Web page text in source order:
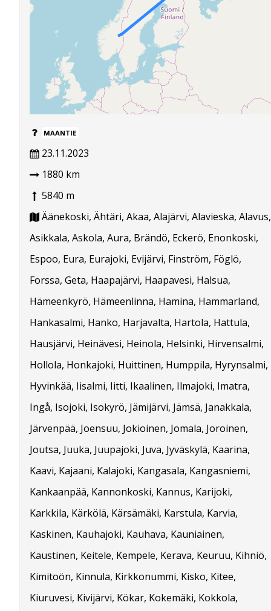
MAANTIE
23.11.2023
1880 km
5840 m
Äänekoski, Ähtäri, Akaa, Alajärvi, Alavieska, Alavus,
Asikkala, Askola, Aura, Brändö, Eckerö, Enonkoski,
Espoo, Eura, Eurajoki, Evijärvi, Finström, Föglö,
Forssa, Geta, Haapajärvi, Haapavesi, Halsua,
Hämeenkyrö, Hämeenlinna, Hamina, Hammarland,
Hankasalmi, Hanko, Harjavalta, Hartola, Hattula,
Hausjärvi, Heinävesi, Heinola, Helsinki, Hirvensalmi,
Hollola, Honkajoki, Huittinen, Humppila, Hyrynsalmi,
Hyvinkää, Iisalmi, Iitti, Ikaalinen, Ilmajoki, Imatra,
Ingå, Isojoki, Isokyrö, Jämijärvi, Jämsä, Janakkala,
Järvenpää, Joensuu, Jokioinen, Jomala, Joroinen,
Joutsa, Juuka, Juupajoki, Juva, Jyväskylä, Kaarina,
Kaavi, Kajaani, Kalajoki, Kangasala, Kangasniemi,
Kankaanpää, Kannonkoski, Kannus, Karijoki,
Karkkila, Kärkölä, Kärsämäki, Karstula, Karvia,
Kaskinen, Kauhajoki, Kauhava, Kauniainen,
Kaustinen, Keitele, Kempele, Kerava, Keuruu, Kihniö,
Kimitoön, Kinnula, Kirkkonummi, Kisko, Kitee,
Kiuruvesi, Kivijärvi, Kökar, Kokemäki, Kokkola,